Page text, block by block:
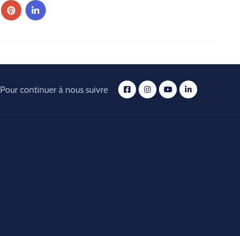
Pour continuer à nous suivre